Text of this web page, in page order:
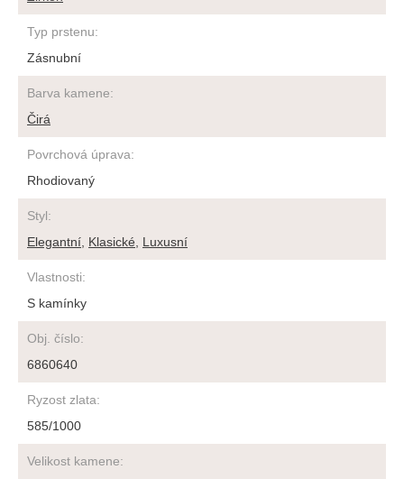
Typ prstenu:
Zásnubní
Barva kamene:
Čirá
Povrchová úprava:
Rhodiovaný
Styl:
Elegantní Klasické Luxusní
Vlastnosti:
S kamínky
Obj. číslo:
6860640
Ryzost zlata:
585/1000
Velikost kamene: